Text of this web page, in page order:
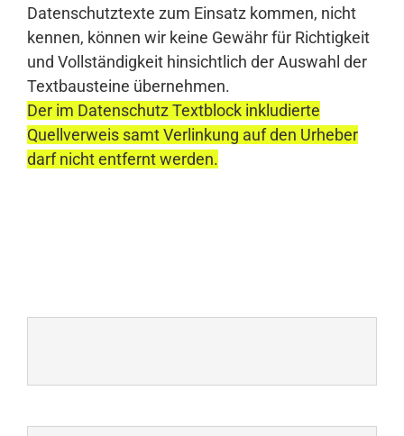
Datenschutztexte zum Einsatz kommen, nicht
kennen, können wir keine Gewähr für Richtigkeit
und Vollständigkeit hinsichtlich der Auswahl der
Textbausteine übernehmen.
Der im Datenschutz Textblock inkludierte
Quellverweis samt Verlinkung auf den Urheber
darf nicht entfernt werden.